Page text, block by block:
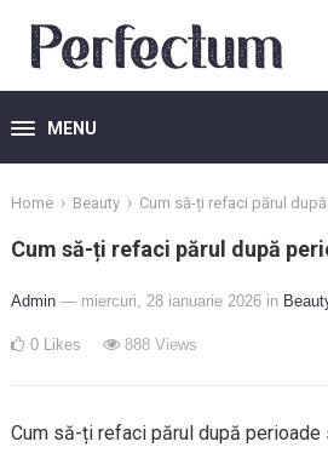
MENU
Home › Beauty › Cum să-ți refaci părul
Cum să-ți refaci părul după
Admin — miercuri, 28 ianuarie 2026 in
0 Likes 888Views
Cum să-ți refaci părul după